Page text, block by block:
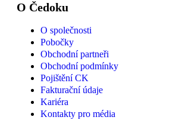
O Čedoku
O společnosti
Pobočky
Obchodní partneři
Obchodní podmínky
Pojištění CK
Fakturační údaje
Kariéra
Kontakty pro média